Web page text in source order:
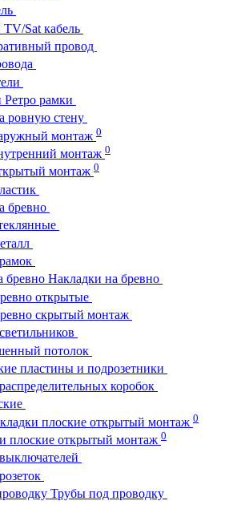
Sat кабель
провод
Ретро рамки
ровную стену
монтаж 0
монтаж 0
монтаж 0
бревно
Накладки на бревно
открытые
скрытый монтаж
потолок
пластины и подрозетники
коробок
плоские открытый монтаж 0
плоские открытый монтаж 0
Трубы под проводку